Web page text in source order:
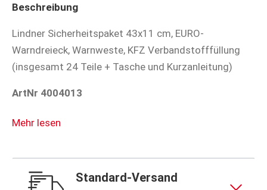
Beschreibung
Lindner Sicherheitspaket 43x11 cm, EURO-
Warndreieck, Warnweste, KFZ Verbandstofffüllung
(insgesamt 24 Teile + Tasche und Kurzanleitung)
ArtNr 4004013
Mehr lesen
Standard-Versand